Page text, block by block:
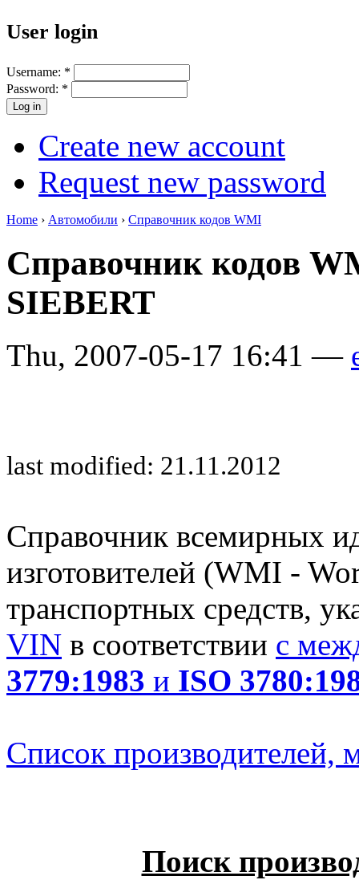
User login
Username: *
Password: *
Create new account
Request new password
Home › Автомобили › Справочник кодов WMI
Справочник кодов
SIEBERT
Thu, 2007-05-17 16:41 —
last modified: 21.11.2012
Справочник всемирных
изготовителей (WMI -
транспортных средств,
VIN в соответствии с
3779:1983 и ISO
Список производителей,
Поиск